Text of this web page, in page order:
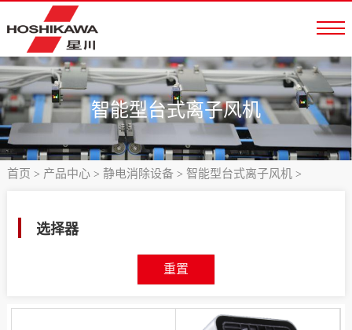
智能型台式离子风机
首页 > 产品中心> 静电消除设备> 智能型台式离子风机>
选择器
重置